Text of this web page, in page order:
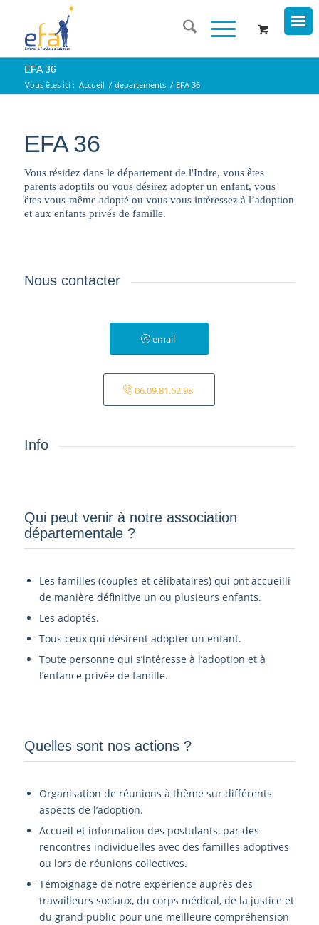
EFA 36
Vous êtes ici : Accueil / departements / EFA 36
EFA 36
Vous résidez dans le département de l'Indre, vous êtes
parents adoptifs ou vous désirez adopter un enfant, vous
êtes vous-même adopté ou vous vous intéressez à l’adoption
et aux enfants privés de famille.
Nous contacter
email
06.09.81.62.98
Info
Qui peut venir à notre association
départementale ?­
Les familles (couples et célibataires) qui ont accueilli
de manière définitive un ou plusieurs enfants.
Les adoptés.
Tous ceux qui désirent adopter un enfant.
Toute personne qui s’intéresse à l’adoption et à
l’enfance privée de famille.
Quelles sont nos actions ?
Organisation de réunions à thème sur différents
aspects de l’adoption.
Accueil et information des postulants, par des
rencontres individuelles avec des familles adoptives
ou lors de réunions collectives.
Témoignage de notre expérience auprès des
travailleurs sociaux, du corps médical, de la justice et
du grand public pour une meilleure compréhension